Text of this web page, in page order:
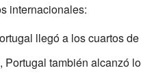
internacionales:
llegó a los cuartos
también alcanzó